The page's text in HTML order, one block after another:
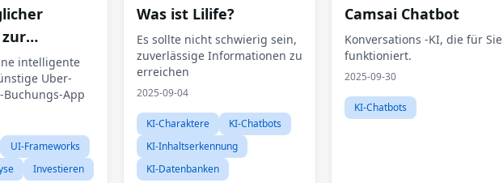
von AI-
Uber
intelligente
Uber-
Buchungs-App
UI-Frameworks
Investieren
Was ist Lilife?
Es sollte nicht schwierig sein,
zuverlässige Informationen zu
erreichen
2025-09-04
KI-Charaktere
KI-Chatbots
KI-Inhaltserkennung
KI-Datenbanken
Camsai Chatbot
Konversations -KI, die für Sie
funktioniert.
2025-09-30
KI-Chatbots